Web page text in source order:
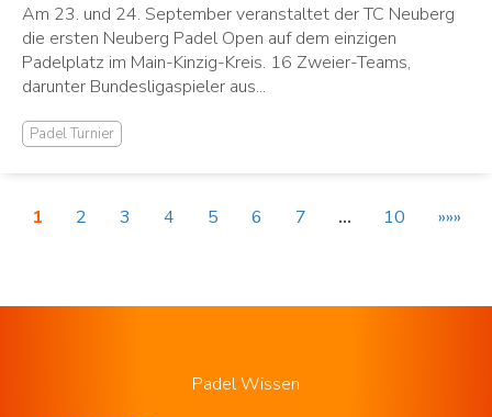
Am 23. und 24. September veranstaltet der TC Neuberg
die ersten Neuberg Padel Open auf dem einzigen
Padelplatz im Main-Kinzig-Kreis. 16 Zweier-Teams,
darunter Bundesligaspieler aus...
Padel Turnier
1 2 3 4 5 6 7 … 10 »»»
Padel Wissen